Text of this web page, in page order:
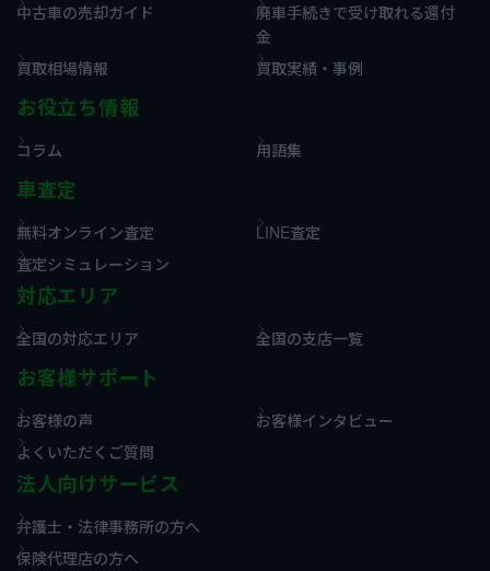
中古車の売却ガイド
廃車手続きで受け取れる還付
金
買取相場情報
買取実績・事例
お役立ち情報
コラム 用語集
車査定
無料オンライン査定
LINE査定
査定シミュレーション
対応エリア
全国の対応エリア 全国の支店一覧
お客様サポート
お客様の声
お客様インタビュー
よくいただくご質問
法人向けサービス
弁護士・法律事務所の方へ
保険代理店の方へ